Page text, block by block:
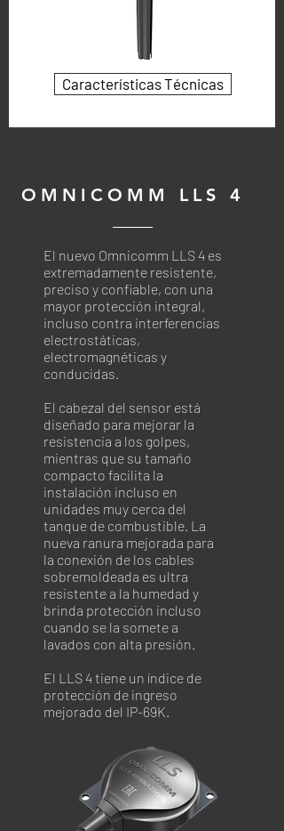
Características Técnicas
OMNICOMM LLS 4
El nuevo Omnicomm LLS 4 es
extremadamente resistente,
preciso y confiable, con una
mayor protección integral,
incluso contra interferencias
electrostáticas,
electromagnéticas y
conducidas.
El cabezal del sensor está
diseñado para mejorar la
resistencia a los golpes,
mientras que su tamaño
compacto facilita la
instalación incluso en
unidades muy cerca del
tanque de combustible. La
nueva ranura mejorada para
la conexión de los cables
sobremoldeada es ultra
resistente a la humedad y
brinda protección incluso
cuando se la somete a
lavados con alta presión.
El LLS 4 tiene un índice de
protección de ingreso
mejorado del IP-69K.